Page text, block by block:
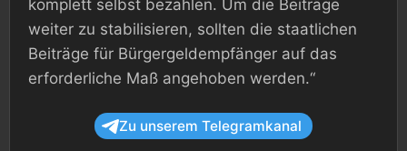
komplett selbst bezahlen. Um die Beiträge
weiter zu stabilisieren, sollten die staatlichen
Beiträge für Bürgergeldempfänger auf das
erforderliche Maß angehoben werden.“
Zu unserem Telegramkanal